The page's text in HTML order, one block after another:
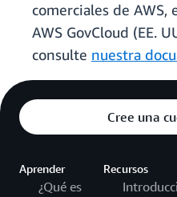
comerciales de AWS,
AWS GovCloud (EE.
consulte nuestra
Cree una
Aprender
¿Qué es
Recursos